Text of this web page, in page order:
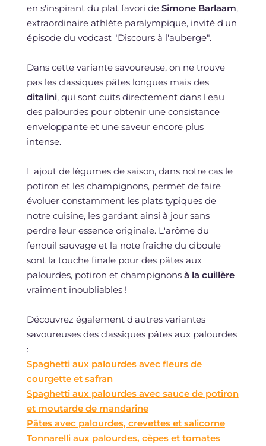
en s'inspirant du plat favori de Simone Barlaam,
extraordinaire athlète paralympique, invité d'un
épisode du vodcast "Discours à l'auberge".
Dans cette variante savoureuse, on ne trouve
pas les classiques pâtes longues mais des
ditalini, qui sont cuits directement dans l'eau
des palourdes pour obtenir une consistance
enveloppante et une saveur encore plus
intense.
L'ajout de légumes de saison, dans notre cas le
potiron et les champignons, permet de faire
évoluer constamment les plats typiques de
notre cuisine, les gardant ainsi à jour sans
perdre leur essence originale. L'arôme du
fenouil sauvage et la note fraîche du ciboule
sont la touche finale pour des pâtes aux
palourdes, potiron et champignons à la cuillère
vraiment inoubliables !
Découvrez également d'autres variantes
savoureuses des classiques pâtes aux palourdes
:
Spaghetti aux palourdes avec fleurs de
courgette et safran
Spaghetti aux palourdes avec sauce de potiron
et moutarde de mandarine
Pâtes avec palourdes, crevettes et salicorne
Tonnarelli aux palourdes, cèpes et tomates